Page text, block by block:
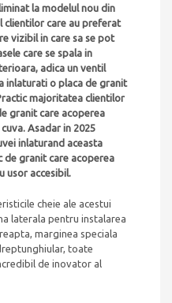
la modelul nou din
clientilor care au preferat
vizibil in care sa se pot
care se spala in
adica un ventil
inlaturati o placa de granit
majoritatea clientilor
granit care acoperea
Asadar in 2025
inlaturand aceasta
de granit care acoperea
usor accesibil.
cheie ale acestui
laterala pentru instalarea
marginea speciala
toate
de inovator al